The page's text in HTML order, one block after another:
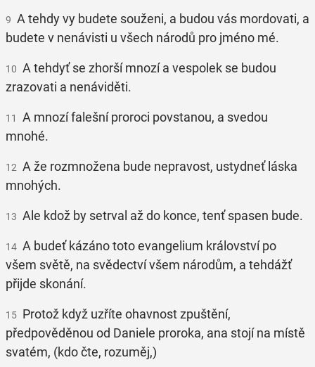
9 A tehdy vy budete souženi, a budou vás mordovati, a
budete v nenávisti u všech národů pro jméno mé.
10 A tehdyť se zhorší mnozí a vespolek se budou
zrazovati a nenáviděti.
11
A mnozí falešní proroci povstanou, a svedou
mnohé.
12 A že rozmnožena bude nepravost, ustydneť láska
mnohých.
13 Ale kdož by setrval až do konce, tenť spasen bude.
14 A budeť kázáno toto evangelium království po
všem světě, na svědectví všem národům, a tehdážť
přijde skonání.
15 Protož když uzříte ohavnost zpuštění,
předpověděnou od Daniele proroka, ana stojí na místě
svatém, (kdo čte, rozuměj,)